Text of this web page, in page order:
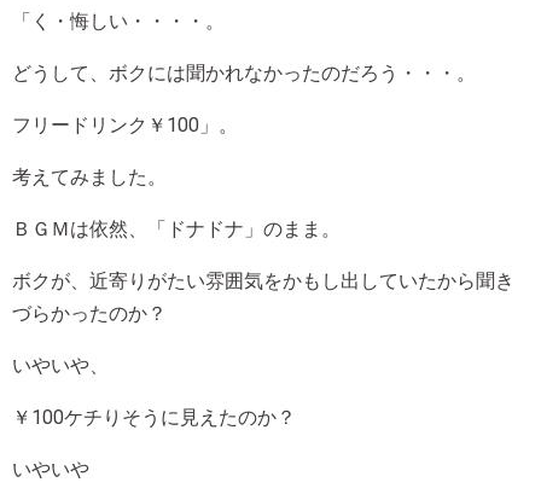
「く・悔しい・・・・。
どうして、ボクには聞かれなかったのだろう・・・。
フリードリンク￥100」。
考えてみました。
ＢＧＭは依然、「ドナドナ」のまま。
ボクが、近寄りがたい雰囲気をかもし出していたから聞き
づらかったのか？
いやいや、
￥100ケチりそうに見えたのか？
いやいや